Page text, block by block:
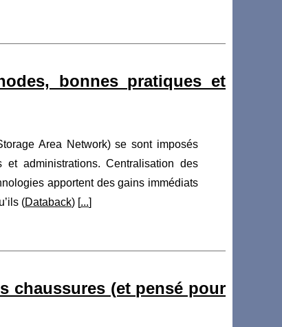
bonnes pratiques et
Area Network) se sont imposés
administrations. Centralisation des
apportent des gains immédiats
(Databack) [...]
chaussures (et pensé pour